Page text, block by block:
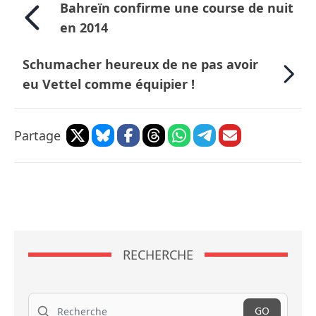
Bahreïn confirme une course de nuit
en 2014
Schumacher heureux de ne pas avoir
eu Vettel comme équipier !
Partage
RECHERCHE
Recherche
GO